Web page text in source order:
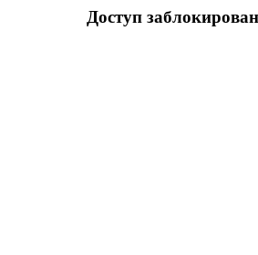
Доступ